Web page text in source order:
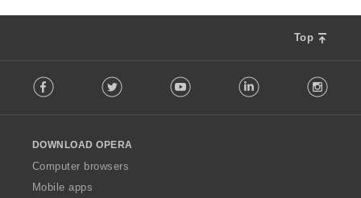
Top
o
w
O
p
Facebook Twitter Youtube LinkedIn
DOWNLOAD OPERA
Computer browsers
Mobile apps